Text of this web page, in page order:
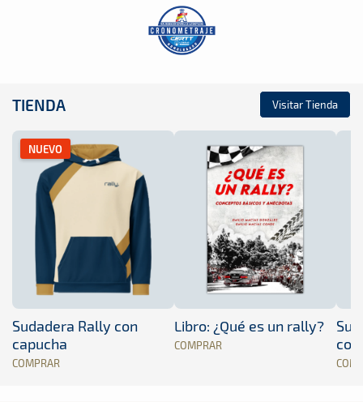
TIENDA Visitar Tienda
NUEVO
Sudadera Rally con
capucha
COMPRAR
Libro: ¿Qué es un rally?
COMPRAR